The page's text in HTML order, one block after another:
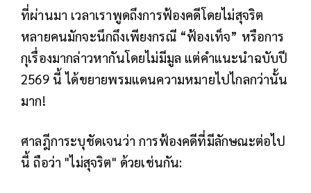
ที่ผ่านมา เวลาเราพูดถึงการฟ้องคดีโดยไม่สุจริต
หลายคนมักจะนึกถึงเพียงกรณี “ฟ้องเท็จ” หรือการ
กุเรื่องมากล่าวหากันโดยไม่มีมูล แต่คำแนะนำฉบับปี
2569 นี้ ได้ขยายพรมแดนความหมายไปไกลกว่านั้น
มาก!
ศาลฎีการะบุชัดเจนว่า การฟ้องคดีที่มีลักษณะต่อไป
นี้ ถือว่า "ไม่สุจริต" ด้วยเช่นกัน: